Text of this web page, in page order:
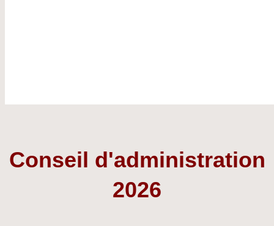
Conseil d'administration
2026